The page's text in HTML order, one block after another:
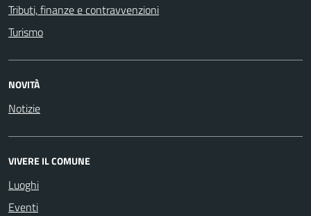
Tributi, finanze e contravvenzioni
Turismo
NOVITÀ
Notizie
VIVERE IL COMUNE
Luoghi
Eventi